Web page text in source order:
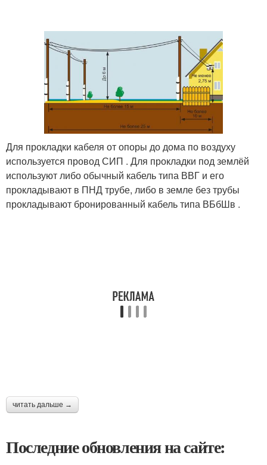
Для прокладки кабеля от опоры до дома по воздуху
используется провод СИП . Для прокладки под землёй
используют либо обычный кабель типа ВВГ и его
прокладывают в ПНД трубе, либо в земле без трубы
прокладывают бронированный кабель типа ВБбШв .
читать дальше →
Последние обновления на сайте: